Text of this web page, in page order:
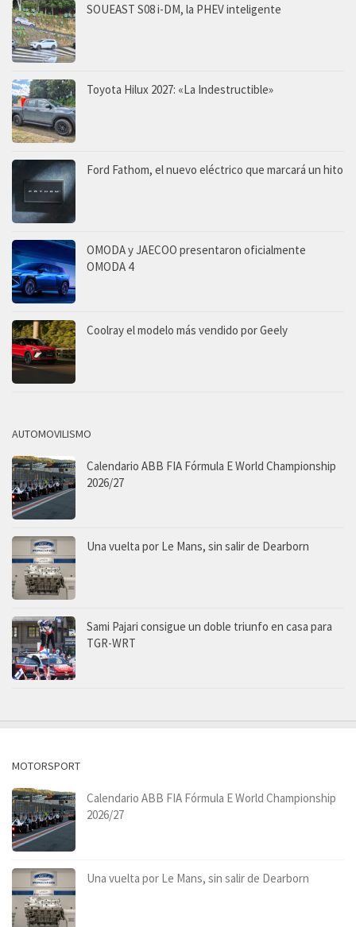
SOUEAST S08 i-DM, la PHEV inteligente
Toyota Hilux 2027: «La Indestructible»
Ford Fathom, el nuevo eléctrico que marcará un hito
OMODA y JAECOO presentaron oficialmente
OMODA 4
Coolray el modelo más vendido por Geely
AUTOMOVILISMO
Calendario ABB FIA Fórmula E World Championship
2026/27
Una vuelta por Le Mans, sin salir de Dearborn
Sami Pajari consigue un doble triunfo en casa para
TGR-WRT
MOTORSPORT
Calendario ABB FIA Fórmula E World Championship
2026/27
Una vuelta por Le Mans, sin salir de Dearborn